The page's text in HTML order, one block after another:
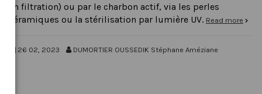
en filtration) ou par le charbon actif, via les perles
céramiques ou la stérilisation par lumière UV. Read more
26 02, 2023 DUMORTIER OUSSEDIK Stéphane Améziane